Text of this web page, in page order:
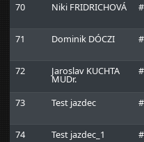
70 Niki FRIDRICHOVÁ
71 Dominik DÓCZI
72 Jaroslav KUCHTA
MUDr.
73 Test jazdec
74 Test jazdec_1